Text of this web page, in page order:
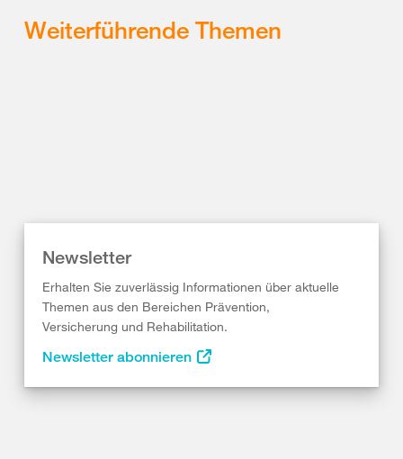
Weiterführende Themen
Newsletter
Erhalten Sie zuverlässig Informationen über aktuelle
Themen aus den Bereichen Prävention,
Versicherung und Rehabilitation.
Newsletter abonnieren